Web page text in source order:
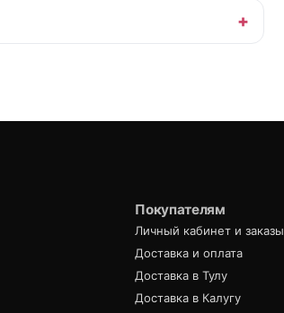
Покупателям
Личный кабинет и заказы
Доставка и оплата
Доставка в Тулу
Доставка в Калугу